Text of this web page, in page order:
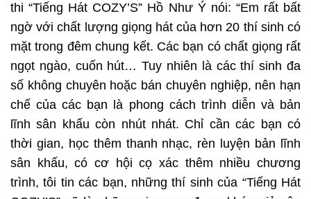
thi “Tiếng Hát COZY’S” Hồ Như Ý nói: “Em rất bất
ngờ với chất lượng giọng hát của hơn 20 thí sinh có
mặt trong đêm chung kết. Các bạn có chất giọng rất
ngọt ngào, cuốn hút… Tuy nhiên là các thí sinh đa
số không chuyên hoặc bán chuyên nghiệp, nên hạn
chế của các bạn là phong cách trình diễn và bản
lĩnh sân khấu còn nhút nhát. Chỉ cần các bạn có
thời gian, học thêm thanh nhạc, rèn luyện bản lĩnh
sân khấu, có cơ hội cọ xác thêm nhiều chương
trình, tôi tin các bạn, những thí sinh của “Tiếng Hát